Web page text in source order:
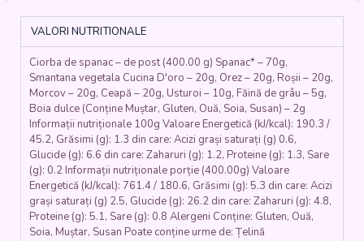
orez,
morcovi,
boia,
rosii,
usturoi,
faina,
smântână
vegetală)
VALORI NUTRITIONALE
Ciorba de spanac – de post (400.00 g) Spanac* – 70g,
Smantana vegetala Cucina D'oro – 20g, Orez – 20g, Roșii – 20g,
Morcov – 20g, Ceapă – 20g, Usturoi – 10g, Făină de grâu – 5g,
Boia dulce (Conține Muștar, Gluten, Ouă, Soia, Susan) – 2g
Informații nutriționale 100g Valoare Energetică (kJ/kcal): 190.3 /
45.2, Grăsimi (g): 1.3 din care: Acizi grași saturați (g) 0.6,
Glucide (g): 6.6 din care: Zaharuri (g): 1.2, Proteine (g): 1.3, Sare
(g): 0.2 Informații nutriționale porție (400.00g) Valoare
Energetică (kJ/kcal): 761.4 / 180.6, Grăsimi (g): 5.3 din care: Acizi
grași saturați (g) 2.5, Glucide (g): 26.2 din care: Zaharuri (g): 4.8,
Proteine (g): 5.1, Sare (g): 0.8 Alergeni Conține: Gluten, Ouă,
Soia, Muștar, Susan Poate conține urme de: Țelină